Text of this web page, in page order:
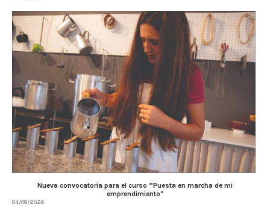
Nueva convocatoria para el curso “Puesta en marcha de mi
emprendimiento”
04/08/2026